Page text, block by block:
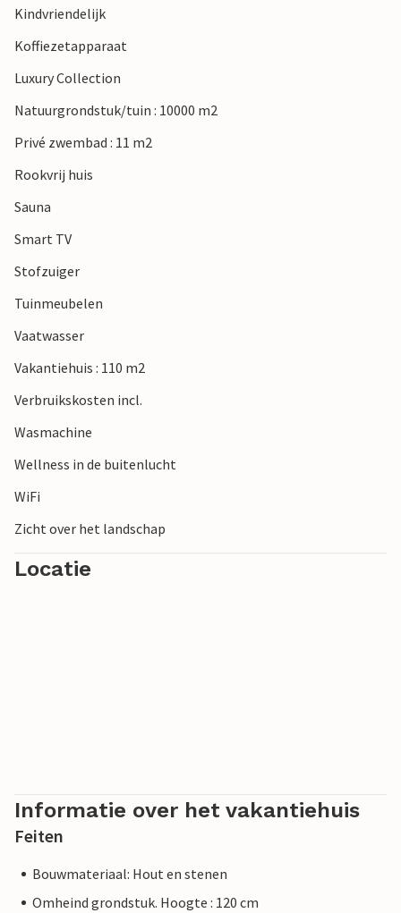
Kindvriendelijk
Koffiezetapparaat
Luxury Collection
Natuurgrondstuk/tuin : 10000 m2
Privé zwembad : 11 m2
Rookvrij huis
Sauna
Smart TV
Stofzuiger
Tuinmeubelen
Vaatwasser
Vakantiehuis : 110 m2
Verbruikskosten incl.
Wasmachine
Wellness in de buitenlucht
WiFi
Zicht over het landschap
Locatie
Informatie over het vakantiehuis
Feiten
Bouwmateriaal: Hout en stenen
Omheind grondstuk. Hoogte : 120 cm